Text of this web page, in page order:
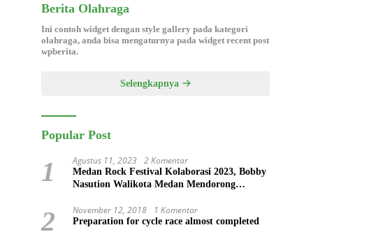
Berita Olahraga
Ini contoh widget dengan style gallery pada kategori
olahraga, anda bisa mengaturnya pada widget recent post
wpberita.
Selengkapnya
Popular Post
1 Agustus 11, 2023 2 Komentar
Medan Rock Festival Kolaborasi 2023, Bobby
Nasution Walikota Medan Mendorong
Event ( COE )
2 November 12, 2018 1 Komentar
Preparation for cycle race almost completed